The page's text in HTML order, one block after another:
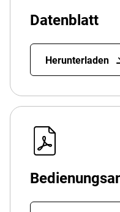
Datenblatt
Herunterladen